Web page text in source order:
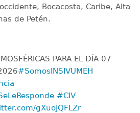
Bocacosta, Caribe, Alta
de Petén.
PARA EL DÍA 07
#SomosINSIVUMEH
#CIV
gXuoJQFLZr